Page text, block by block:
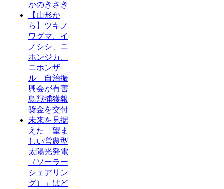
かのきさき
【山形か
ら】ツキノ
ワグマ、イ
ノシシ、ニ
ホンジカ、
ニホンザ
ル 自治振
興会が有害
鳥獣捕獲報
奨金を交付
未来を見据
えた「望ま
しい営農型
太陽光発電
（ソーラー
シェアリン
グ）」はど